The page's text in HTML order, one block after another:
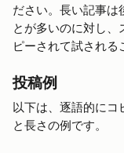
ださい。長い記事は
とが多いのに対し、
ピーされて試される
投稿例
以下は、逐語的にコ
と長さの例です。